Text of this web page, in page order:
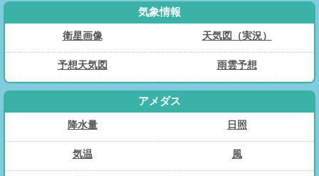
気象情報
衛星画像 天気図（実況）
予想天気図 雨雲予想
アメダス
降水量 日照
気温 風